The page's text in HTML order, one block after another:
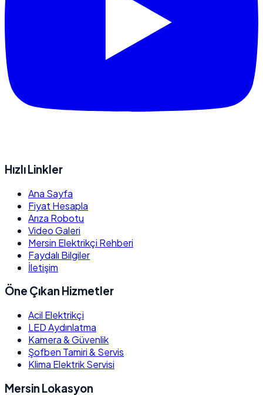
Hızlı Linkler
Ana Sayfa
Fiyat Hesapla
Arıza Robotu
Video Galeri
Mersin Elektrikçi Rehberi
Faydalı Bilgiler
İletişim
Öne Çıkan Hizmetler
Acil Elektrikçi
LED Aydınlatma
Kamera & Güvenlik
Şofben Tamiri & Servis
Klima Elektrik Servisi
Mersin Lokasyon